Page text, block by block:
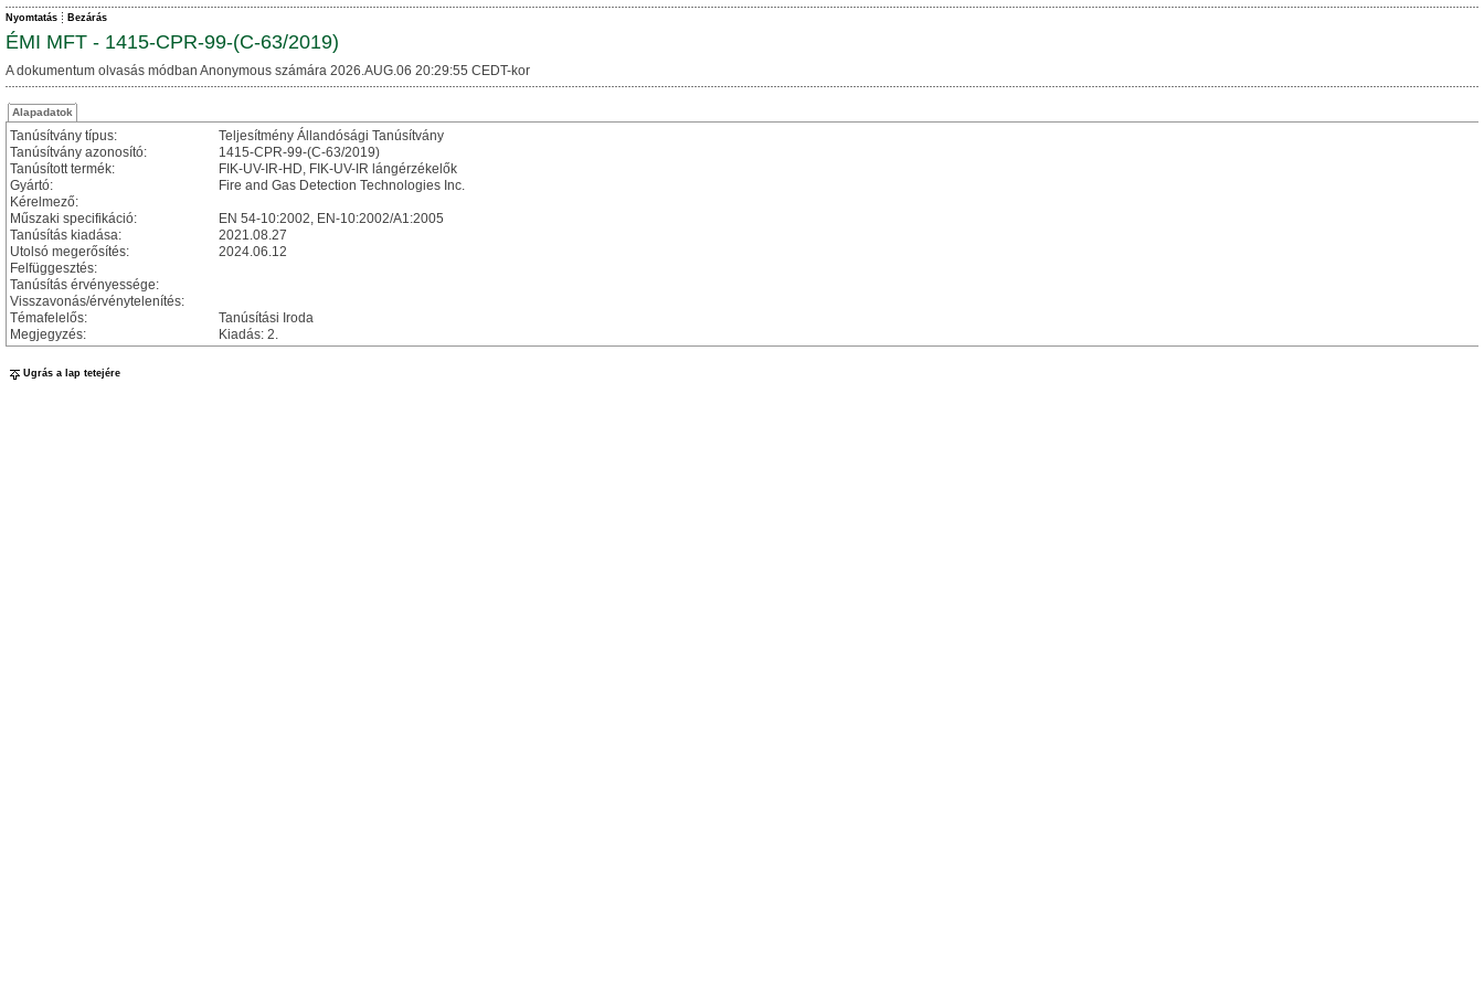
Nyomtatás Bezárás
ÉMI MFT - 1415-CPR-99-(C-63/2019)
A dokumentum olvasás módban Anonymous számára 2026.AUG.06 20:29:55 CEDT-kor
Alapadatok
Tanúsítvány típus:
Teljesítmény Állandósági Tanúsítvány
Tanúsítvány azonosító:
1415-CPR-99-(C-63/2019)
Tanúsított termék:
FIK-UV-IR-HD, FIK-UV-IR lángérzékelők
Gyártó:
Fire and Gas Detection Technologies Inc.
Kérelmező:
Műszaki specifikáció:
EN 54-10:2002, EN-10:2002/A1:2005
Tanúsítás kiadása:
2021.08.27
Utolsó megerősítés:
2024.06.12
Felfüggesztés:
Tanúsítás érvényessége:
Visszavonás/érvénytelenítés:
Témafelelős:
Tanúsítási Iroda
Megjegyzés:
Kiadás: 2.
Ugrás a lap tetejére